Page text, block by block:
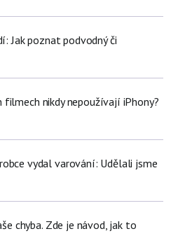
Jak poznat podvodný či
nikdy nepoužívají iPhony?
vydal varování: Udělali jsme
chyba. Zde je návod, jak to